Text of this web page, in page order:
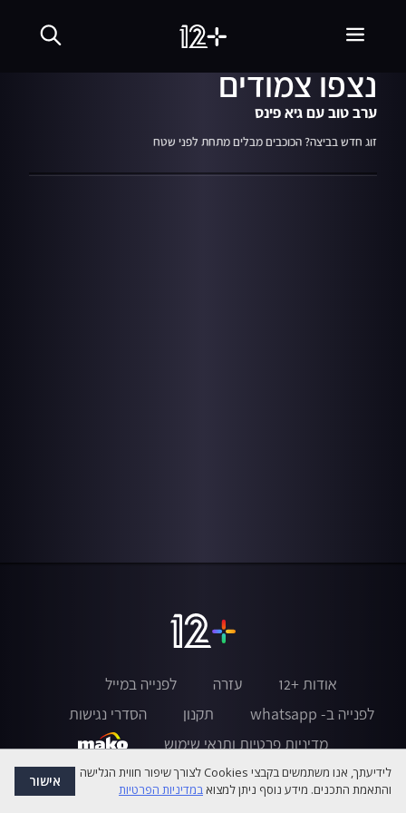
יהודה לוי ודנה פרידר
נצפו צמודים
ערב טוב עם גיא פינס
זוג חדש בביצה? הכוכבים מבלים מתחת לפני שטח
אודות +12 עזרה
לפנייה במייל
לפנייה ב- whatsapp
תקנון
הסדרי נגישות
מדיניות פרטיות ותנאי שימוש
לידיעתך, אנו משתמשים בקבצי Cookies לצורך שיפור חווית הגלישה
והתאמת התכנים. מידע נוסף ניתן למצואבמדיניות הפרטיות אישור